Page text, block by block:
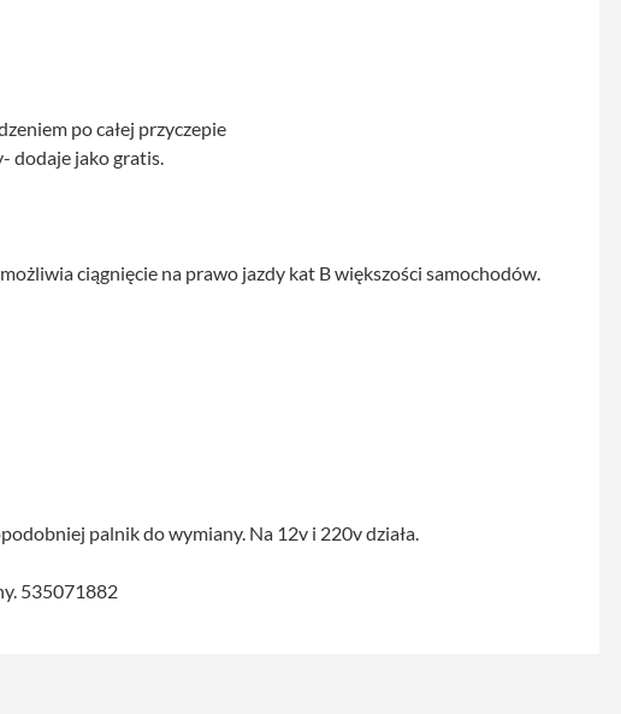
po całej przyczepie
dodaje jako gratis.
ciągnięcie na prawo jazdy kat B większości samochodów.
palnik do wymiany. Na 12v i 220v działa.
535071882